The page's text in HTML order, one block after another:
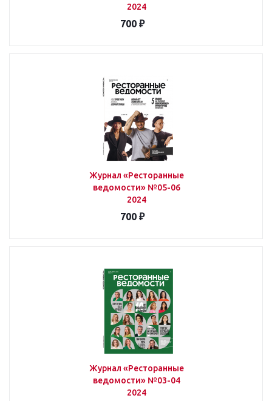
2024
700 ₽
Журнал «Ресторанные
ведомости» №05-06
2024
700 ₽
Журнал «Ресторанные
ведомости» №03-04
2024